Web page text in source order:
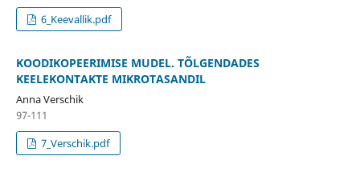
6_Keevallik.pdf
KOODIKOPEERIMISE MUDEL. TÕLGENDADES
KEELEKONTAKTE MIKROTASANDIL
Anna Verschik
97-111
7_Verschik.pdf